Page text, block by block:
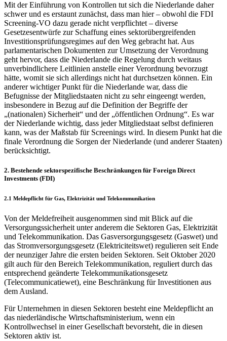
Mit der Einführung von Kontrollen tut sich die Niederlande daher
schwer und es erstaunt zunächst, dass man hier – obwohl die FDI
Screening-VO dazu gerade nicht verpflichtet – diverse
Gesetzesentwürfe zur Schaffung eines sektorübergreifenden
Investitionsprüfungsregimes auf den Weg gebracht hat. Aus
parlamentarischen Dokumenten zur Umsetzung der Verordnung
geht hervor, dass die Niederlande die Regelung durch weitaus
unverbindlichere Leitlinien anstelle einer Verordnung bevorzugt
hätte, womit sie sich allerdings nicht hat durchsetzen können. Ein
anderer wichtiger Punkt für die Niederlande war, dass die
Befugnisse der Mitgliedstaaten nicht zu sehr eingeengt werden,
insbesondere in Bezug auf die Definition der Begriffe der
„(nationalen) Sicherheit“ und der „öffentlichen Ordnung“. Es war
der Niederlande wichtig, dass jeder Mitgliedstaat selbst definieren
kann, was der Maßstab für Screenings wird. In diesem Punkt hat die
finale Verordnung die Sorgen der Niederlande (und anderer Staaten)
berücksichtigt.
2. Bestehende sektorspezifische Beschränkungen für Foreign Direct
Investments (FDI)
2.1 Meldepflicht für Gas, Elektrizität und Telekommunikation
Von der Meldefreiheit ausgenommen sind mit Blick auf die
Versorgungssicherheit unter anderem die Sektoren Gas, Elektrizität
und Telekommunikation. Das Gasversorgungsgesetz (Gaswet) und
das Stromversorgungsgesetz (Elektriciteitswet) regulieren seit Ende
der neunziger Jahre die ersten beiden Sektoren. Seit Oktober 2020
gilt auch für den Bereich Telekommunikation, reguliert durch das
entsprechend geänderte Telekommunikationsgesetz
(Telecommunicatiewet), eine Beschränkung für Investitionen aus
dem Ausland.
Für Unternehmen in diesen Sektoren besteht eine Meldepflicht an
das niederländische Wirtschaftsministerium, wenn ein
Kontrollwechsel in einer Gesellschaft bevorsteht, die in diesen
Sektoren aktiv ist.